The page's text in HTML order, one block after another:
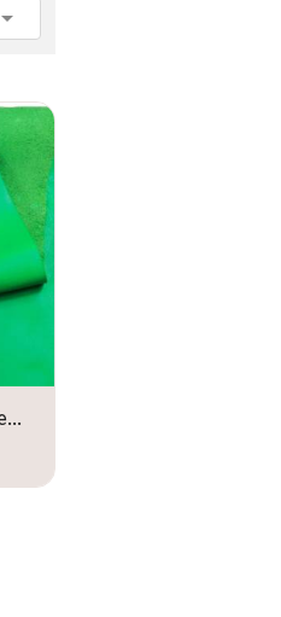

Demi-vachette lisse vert 10/12